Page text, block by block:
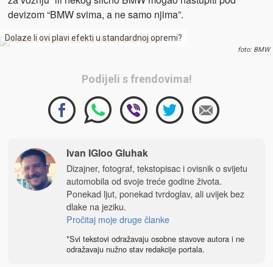
devizom “BMW svima, a ne samo njima”.
Dolaze li ovi plavi efekti u standardnoj opremi?
foto: BMW
Podijeli s frendovima!
Ivan IGloo Gluhak
Dizajner, fotograf, tekstopisac i ovisnik o svijetu
automobila od svoje treće godine života.
Ponekad ljut, ponekad tvrdoglav, ali uvijek bez
dlake na jeziku.
Pročitaj moje druge članke
*Svi tekstovi odražavaju osobne stavove autora i ne
odražavaju nužno stav redakcije portala.